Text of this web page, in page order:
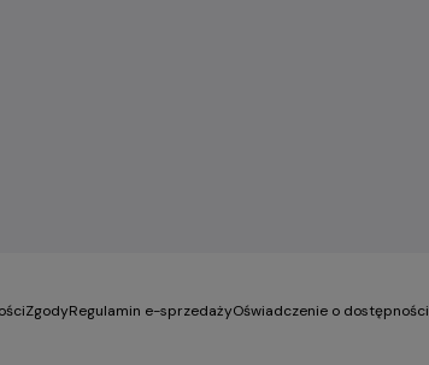
ZgodyRegulamin e-sprzedażyOświadczenie o dostępności